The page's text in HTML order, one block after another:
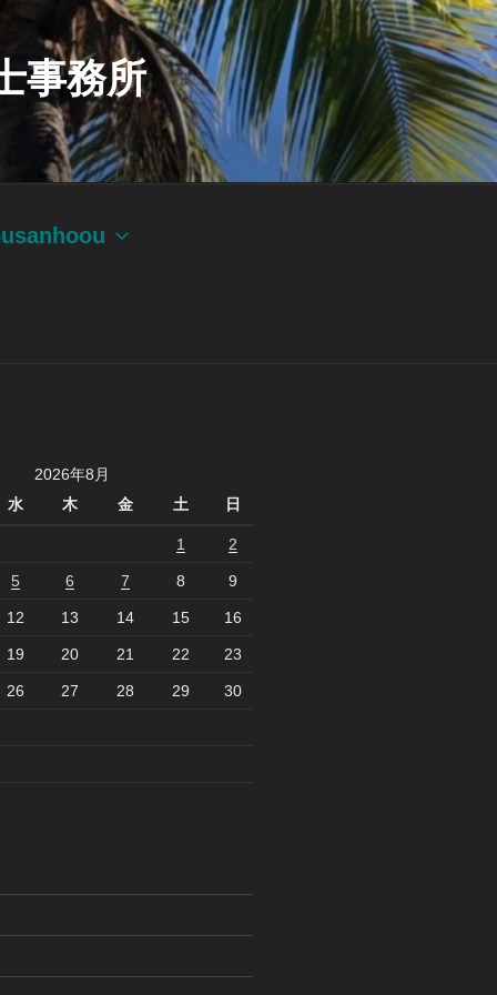
事務所
2026年8月
水
木 金 土 日
1 2
5 6 7 8 9
12 13 14 15 16
19 20 21 22 23
26 27 28 29 30